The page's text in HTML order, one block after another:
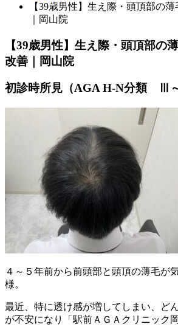
【39歳男性】生え際・頭頂部の
｜岡山院
【39歳男性】生え際・頭頂部の
改善｜岡山院
初診時所見（AGA H-N分類 Ⅲ
４～５年前から前頭部と頭頂の薄毛が
様。
最近、特に透け感が増してしまい、ど
が不安になり「駅前ＡＧＡクリニック